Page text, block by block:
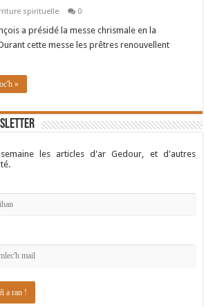
spirituelle 0
a présidé la messe chrismale en la
cette messe les prêtres renouvellent
»
les articles d'ar Gedour, et d'autres